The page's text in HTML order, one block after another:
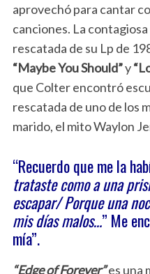
aprovechó para cantar
canciones. La contagiosa
rescatada de su Lp de
“Maybe You Should”y
que Colter encontró
rescatada de uno de los
marido, el mito Waylon
“Recuerdo que me la
trataste como a una
escapar/ Porque una
mis días malos…” Me
mía”.
“Edge of Forever”es una